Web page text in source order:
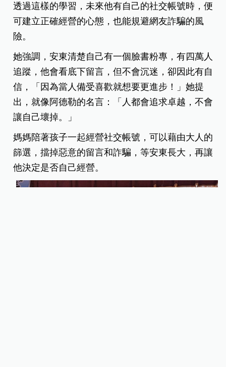
透過這樣的學習，未來他有自己的社交帳號時，便
可建立正確經營的心態，也能規避網友詐騙的風
險。
她強調，安東清楚自己有一個臉書粉專，有四萬人
追蹤，他會看底下留言，但不會沉迷，卻因此有自
信，「因為當人備受喜歡就想要更進步！」她提
出，就像阿德勒的名言：「人都會追求卓越，不會
讓自己壞掉。」
媽媽陪著孩子一起經營社交帳號，可以藉由大人的
篩選，擋掉惡意的留言和詐騙，等安東長大，再讓
他決定是否自己經營。